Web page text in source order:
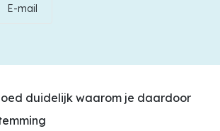
E-mail
duidelijk waarom je daardoor